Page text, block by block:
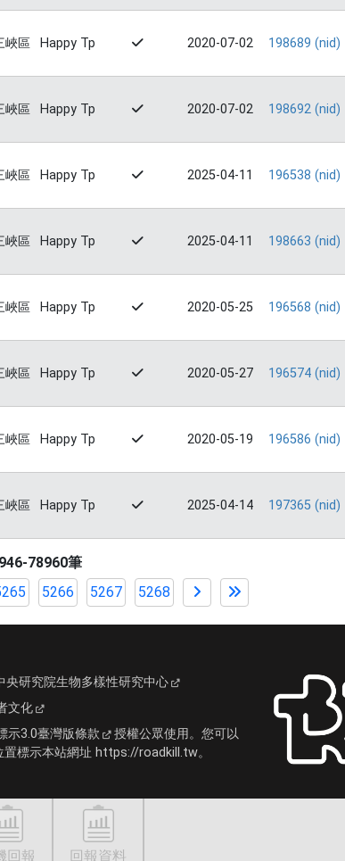
峽區 Happy Tp 2020-07-02 198689 (nid)
峽區 Happy Tp 2020-07-02 198692 (nid)
峽區 Happy Tp 2025-04-11 196538 (nid)
峽區 Happy Tp 2025-04-11 198663 (nid)
峽區 Happy Tp 2020-05-25 196568 (nid)
峽區 Happy Tp 2020-05-27 196574 (nid)
峽區 Happy Tp 2020-05-19 196586 (nid)
峽區 Happy Tp 2025-04-14 197365 (nid)
78960筆
5266 5267 5268
回報 回報資料
央研究院生物多樣性研究中心
文化
示3.0臺灣版條款
授權公眾使用。您可以
標示本站網址 https://roadkill.tw。